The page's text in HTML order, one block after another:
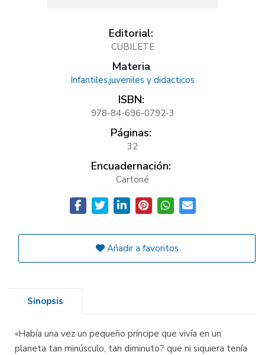
Editorial:
CUBILETE
Materia
Infantiles,juveniles y didacticos
ISBN:
978-84-696-0792-3
Páginas:
32
Encuadernación:
Cartoné
Añadir a favoritos
Sinopsis
«Había una vez un pequeño príncipe que vivía en un
planeta tan minúsculo, tan diminuto? que ni siquiera tenía